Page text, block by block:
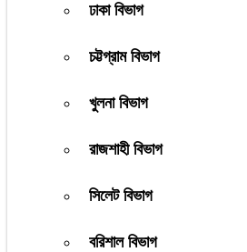
ঢাকা বিভাগ
চট্টগ্রাম বিভাগ
খুলনা বিভাগ
রাজশাহী বিভাগ
সিলেট বিভাগ
বরিশাল বিভাগ